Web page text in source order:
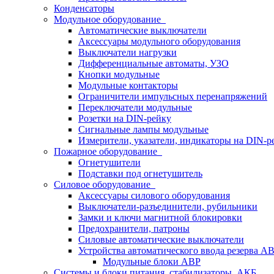
Конденсаторы
Модульное оборудование
Автоматические выключатели
Аксессуары модульного оборудования
Выключатели нагрузки
Дифференциальные автоматы, УЗО
Кнопки модульные
Модульные контакторы
Ограничители импульсных перенапряжений
Переключатели модульные
Розетки на DIN-рейку
Сигнальные лампы модульные
Измерители, указатели, индикаторы на DIN-
Пожарное оборудование
Огнетушители
Подставки под огнетушитель
Силовое оборудование
Аксессуары силового оборудования
Выключатели-разъединители, рубильники
Замки и ключи магнитной блокировки
Предохранители, патроны
Силовые автоматические выключатели
Устройства автоматического ввода резерва
Модульные блоки АВР